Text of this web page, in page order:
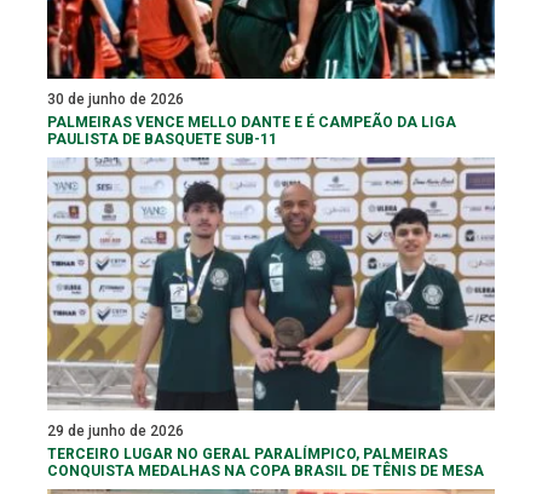
30 de junho de 2026
PALMEIRAS VENCE MELLO DANTE E É CAMPEÃO DA LIGA
PAULISTA DE BASQUETE SUB-11
29 de junho de 2026
TERCEIRO LUGAR NO GERAL PARALÍMPICO, PALMEIRAS
CONQUISTA MEDALHAS NA COPA BRASIL DE TÊNIS DE MESA